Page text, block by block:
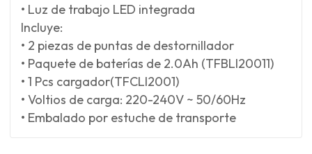
• Luz de trabajo LED integrada
Incluye:
• 2 piezas de puntas de destornillador
• Paquete de baterías de 2.0Ah (TFBLI20011)
• 1 Pcs cargador(TFCLI2001)
• Voltios de carga: 220-240V ~ 50/60Hz
• Embalado por estuche de transporte